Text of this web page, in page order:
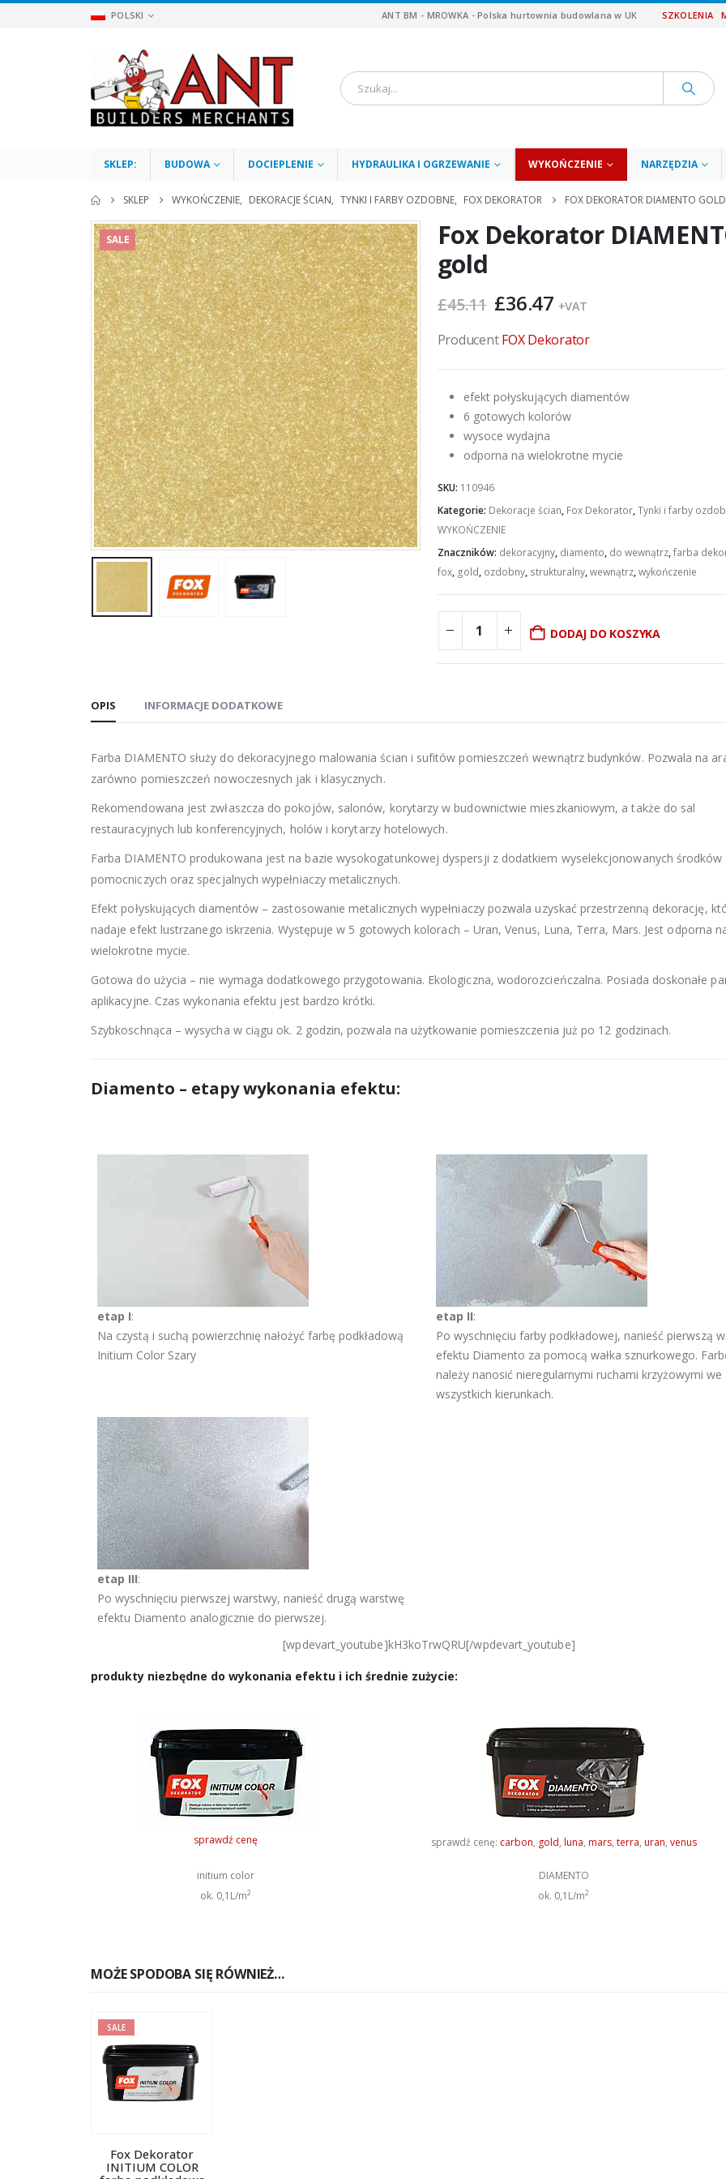
POLSKI ANT BM - MROWKA - Polska hurtownia budowlana w UK SZKOLENIA
SKLEP: BUDOWA DOCIEPLENIE HYDRAULIKA I OGRZEWANIE WYKOŃCZENIE NARZĘDZIA
SKLEP WYKOŃCZENIE, DEKORACJE ŚCIAN, TYNKI I FARBY OZDOBNE, FOX DEKORATOR FOX DEKORATOR DIAMENTO GOLD
SALE
Fox Dekorator
gold
£45.11 Pierwotna
wynosiła:
£36.47Aktualna
wynosi:
+VAT
ProducentFOX Dekorator
efekt połyskujących diamentów
6 gotowych kolorów
wysoce wydajna
odporna na wielokrotne mycie
SKU: 110946
Kategorie: Dekoracje ścian, Fox Dekorator,Tynki i farby
WYKOŃCZENIE
Znaczników: dekoracyjny, diamento, do wewnątrz,farba
fox, gold, ozdobny, strukturalny,wewnątrz,wykończenie
DODAJ DO KOSZYKA
OPIS INFORMACJE DODATKOWE
Farba DIAMENTO służy do dekoracyjnego malowania ścian i sufitów pomieszczeń wewnątrz budynków. Pozwala na
zarówno pomieszczeń nowoczesnych jak i klasycznych.
Rekomendowana jest zwłaszcza do pokojów, salonów, korytarzy w budownictwie mieszkaniowym, a także do sal
restauracyjnych lub konferencyjnych, holów i korytarzy hotelowych.
Farba DIAMENTO produkowana jest na bazie wysokogatunkowej dyspersji z dodatkiem wyselekcjonowanych środków
pomocniczych oraz specjalnych wypełniaczy metalicznych.
Efekt połyskujących diamentów – zastosowanie metalicznych wypełniaczy pozwala uzyskać przestrzenną dekorację,
nadaje efekt lustrzanego iskrzenia. Występuje w 5 gotowych kolorach – Uran, Venus, Luna, Terra, Mars. Jest odporna
wielokrotne mycie.
Gotowa do użycia – nie wymaga dodatkowego przygotowania. Ekologiczna, wodorozcieńczalna. Posiada doskonałe
aplikacyjne. Czas wykonania efektu jest bardzo krótki.
Szybkoschnąca – wysycha w ciągu ok. 2 godzin, pozwala na użytkowanie pomieszczenia już po 12 godzinach.
Diamento – etapy wykonania efektu:
etap I:
Na czystą i suchą powierzchnię nałożyć farbę podkładową
Initium Color Szary
etap II:
Po wyschnięciu farby podkładowej, nanieść pierwszą
efektu Diamento za pomocą wałka sznurkowego.
należy nanosić nieregularnymi ruchami krzyżowymi we
wszystkich kierunkach.
etap III:
Po wyschnięciu pierwszej warstwy, nanieść drugą warstwę
efektu Diamento analogicznie do pierwszej.
[wpdevart_youtube]kH3koTrwQRU[/wpdevart_youtube]
produkty niezbędne do wykonania efektu i ich średnie zużycie:
sprawdź cenę sprawdź cenę: carbon, gold, luna, mars, terra, uran, venus
initium color
ok. 0,1L/m2
DIAMENTO
ok. 0,1L/m2
MOŻE SPODOBA SIĘ RÓWNIEŻ…
SALE
Fox Dekorator
INITIUM COLOR